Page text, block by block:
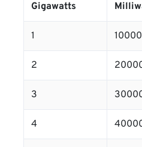
Gigawatts
1
2
3
4